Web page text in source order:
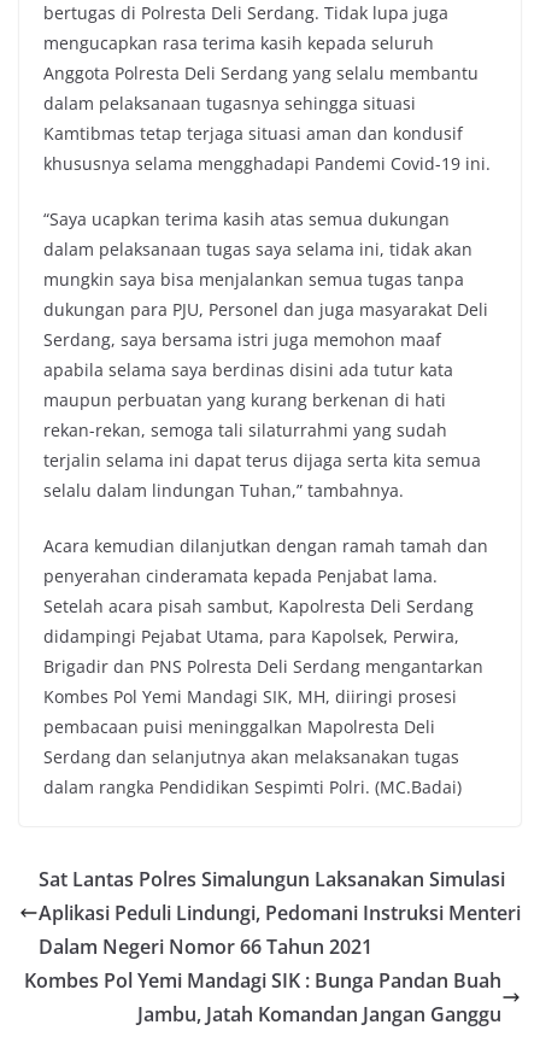
bertugas di Polresta Deli Serdang. Tidak lupa juga
mengucapkan rasa terima kasih kepada seluruh
Anggota Polresta Deli Serdang yang selalu membantu
dalam pelaksanaan tugasnya sehingga situasi
Kamtibmas tetap terjaga situasi aman dan kondusif
khususnya selama mengghadapi Pandemi Covid-19 ini.
“Saya ucapkan terima kasih atas semua dukungan
dalam pelaksanaan tugas saya selama ini, tidak akan
mungkin saya bisa menjalankan semua tugas tanpa
dukungan para PJU, Personel dan juga masyarakat Deli
Serdang, saya bersama istri juga memohon maaf
apabila selama saya berdinas disini ada tutur kata
maupun perbuatan yang kurang berkenan di hati
rekan-rekan, semoga tali silaturrahmi yang sudah
terjalin selama ini dapat terus dijaga serta kita semua
selalu dalam lindungan Tuhan,” tambahnya.
Acara kemudian dilanjutkan dengan ramah tamah dan
penyerahan cinderamata kepada Penjabat lama.
Setelah acara pisah sambut, Kapolresta Deli Serdang
didampingi Pejabat Utama, para Kapolsek, Perwira,
Brigadir dan PNS Polresta Deli Serdang mengantarkan
Kombes Pol Yemi Mandagi SIK, MH, diiringi prosesi
pembacaan puisi meninggalkan Mapolresta Deli
Serdang dan selanjutnya akan melaksanakan tugas
dalam rangka Pendidikan Sespimti Polri. (MC.Badai)
Sat Lantas Polres Simalungun Laksanakan Simulasi
Aplikasi Peduli Lindungi, Pedomani Instruksi Menteri
Dalam Negeri Nomor 66 Tahun 2021
Kombes Pol Yemi Mandagi SIK : Bunga Pandan Buah
Jambu, Jatah Komandan Jangan Ganggu